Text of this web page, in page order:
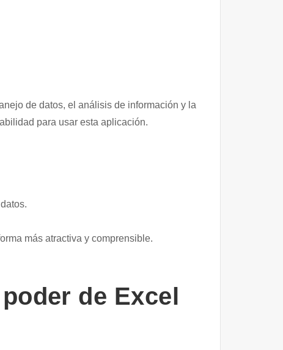
de datos, el análisis de información y la
para usar esta aplicación.
más atractiva y comprensible.
de Excel